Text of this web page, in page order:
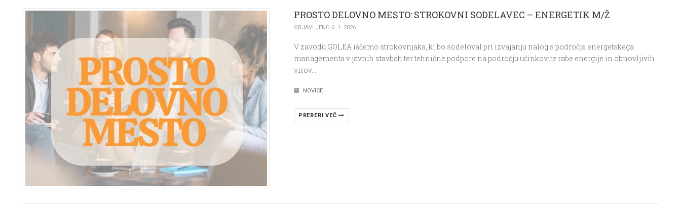
PROSTO DELOVNO MESTO: STROKOVNI SODELAVEC – ENERGETIK M/Ž
OBJAVLJENO 6. 1. 2026
V zavodu GOLEA iščemo strokovnjaka, ki bo sodeloval pri izvajanju nalog s področja energetskega
managementa v javnih stavbah ter tehnične podpore na področju učinkovite rabe energije in obnovljivih
virov…
NOVICE
PREBERI VEČ